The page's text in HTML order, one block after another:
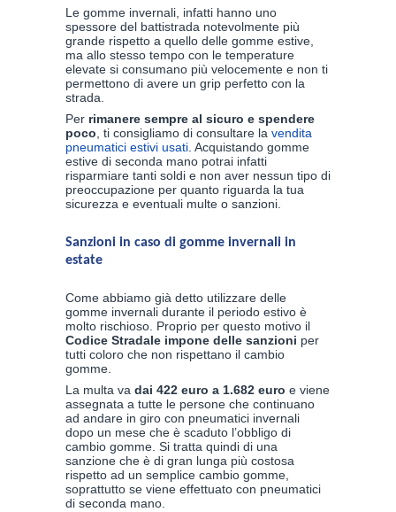
Le gomme invernali, infatti hanno uno
spessore del battistrada notevolmente più
grande rispetto a quello delle gomme estive,
ma allo stesso tempo con le temperature
elevate si consumano più velocemente e non ti
permettono di avere un grip perfetto con la
strada.
Per rimanere sempre al sicuro e spendere
poco , ti consigliamo di consultare la vendita
pneumatici estivi usati . Acquistando gomme
estive di seconda mano potrai infatti
risparmiare tanti soldi e non aver nessun tipo di
preoccupazione per quanto riguarda la tua
sicurezza e eventuali multe o sanzioni.
Sanzioni in caso di gomme invernali in
estate
Come abbiamo già detto utilizzare delle
gomme invernali durante il periodo estivo è
molto rischioso. Proprio per questo motivo il
Codice Stradale impone delle sanzioni per
tutti coloro che non rispettano il cambio
gomme.
La multa va dai 422 euro a 1.682 euro e viene
assegnata a tutte le persone che continuano
ad andare in giro con pneumatici invernali
dopo un mese che è scaduto l’obbligo di
cambio gomme. Si tratta quindi di una
sanzione che è di gran lunga più costosa
rispetto ad un semplice cambio gomme,
soprattutto se viene effettuato con pneumatici
di seconda mano.